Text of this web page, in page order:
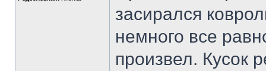
засирался
немного все
произвел. Кусок